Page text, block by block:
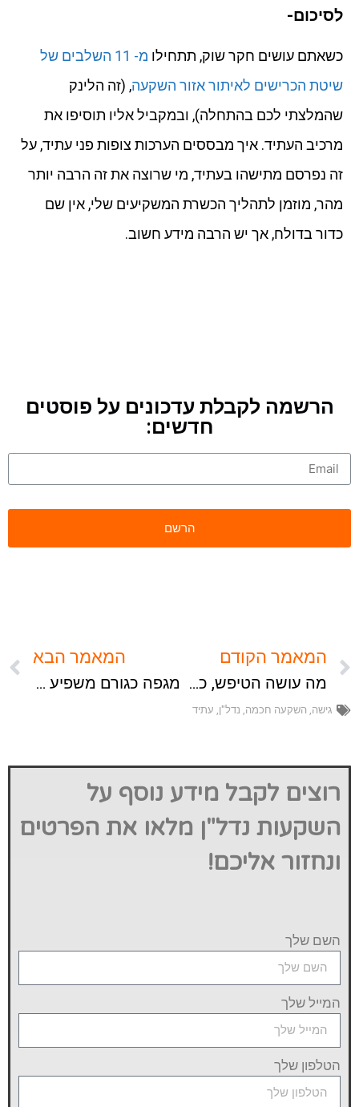
לסיכום-
כשאתם עושים חקר שוק, תתחילו
מ- 11 השלבים של
שיטת הכרישים לאיתור אזור השקעה, (זה הלינק
שהמלצתי לכם בהתחלה), ובמקביל אליו תוסיפו את
מרכיב העתיד. איך מבססים הערכות צופות פני עתיד, על
זה נפרסם מתישהו בעתיד, מי שרוצה את זה הרבה יותר
מהר, מוזמן לתהליך הכשרת המשקיעים שלי, אין שם
כדור בדולח, אך יש הרבה מידע חשוב.
הרשמה לקבלת עדכונים על פוסטים
חדשים:
המאמר הקודם
מה עושה הטיפש, כשהחכם מצביע על הירח?
המאמר הבא
מגפה כגורם משפיע לשינוי בתפיסת המציאות
גישה, השקעה חכמה, נדל"ן, עתיד
רוצים לקבל מידע נוסף על
השקעות נדל"ן מלאו את הפרטים
ונחזור אליכם!
השם שלך
המייל שלך
הטלפון שלך